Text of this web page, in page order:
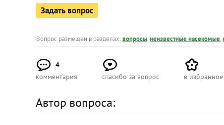
Задать вопрос
Вопрос размещен в разделах:вопросы,неизвестные насекомые,
4
комментария
спасибо за вопрос в избранное
Автор вопроса: